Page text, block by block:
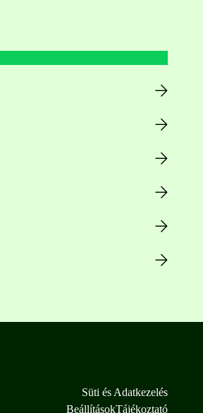
Süti és Adatkezelés
BeállításokTájékoztató